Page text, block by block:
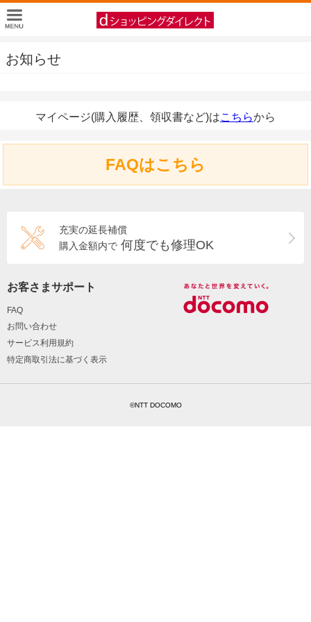
お知らせ
マイページ(購入履歴、領収書など)はこちらから
FAQはこちら
充実の延長補償
購入金額内で 何度でも修理OK
お客さまサポート
FAQ
お問い合わせ
サービス利用規約
特定商取引法に基づく表示
©NTT DOCOMO